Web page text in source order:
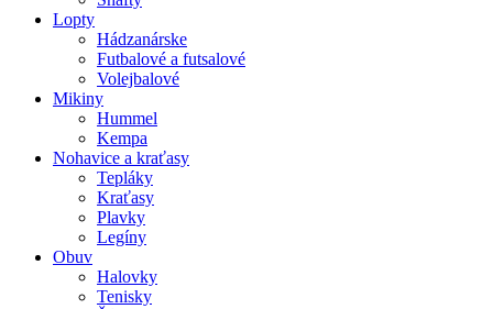
Lopty
Hádzanárske
Futbalové a futsalové
Volejbalové
Mikiny
Hummel
Kempa
Nohavice a kraťasy
Tepláky
Kraťasy
Plavky
Legíny
Obuv
Halovky
Tenisky